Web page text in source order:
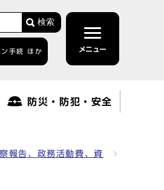
検索
ン手続 ほか メニュー
防災・防犯・安全
報告、政務活動費、資